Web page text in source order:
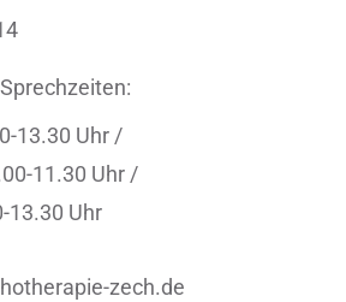
13.30 Uhr /
11.30 Uhr /
13.30 Uhr
zech.de